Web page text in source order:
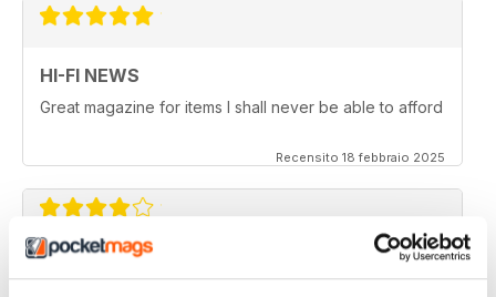
HI-FI NEWS
Great magazine for items I shall never be able to afford
Recensito 18 febbraio 2025
HI-FI NEWS